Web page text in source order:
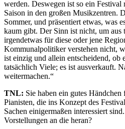
werden. Deswegen ist so ein
Saison in den großen Musikzentren.
Sommer, und präsentiert etwas, was
kaum gibt. Der Sinn ist nicht, um aus
irgendetwas für diese oder jene
Kommunalpolitiker verstehen nicht,
ist einzig und allein entscheidend, ob
tatsächlich Viele; es ist ausverkauft.
weitermachen.“
TNL: Sie haben ein gutes
Pianisten, die ins Konzept des
Sachen einigermaßen interessiert
Vorstellungen an die heran?